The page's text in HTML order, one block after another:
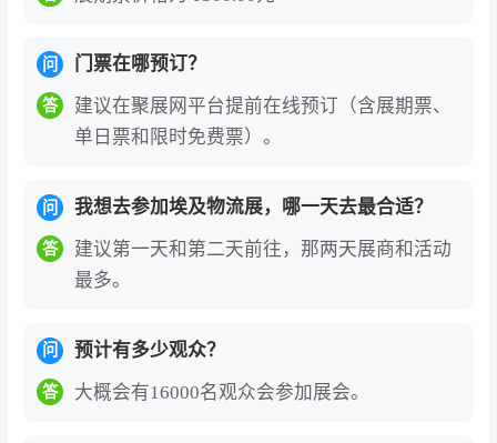
问 门票在哪预订？
答
建议在聚展网平台提前在线预订（含展期票、
单日票和限时免费票）。
问 我想去参加埃及物流展，哪一天去最合适？
答
建议第一天和第二天前往，那两天展商和活动
最多。
问 预计有多少观众？
答 大概会有16000名观众会参加展会。